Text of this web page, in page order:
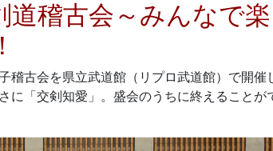
道稽古会～みんなで
稽古会を県立武道館（リプロ武道館）で開催
に「交剣知愛」。盛会のうちに終えることが